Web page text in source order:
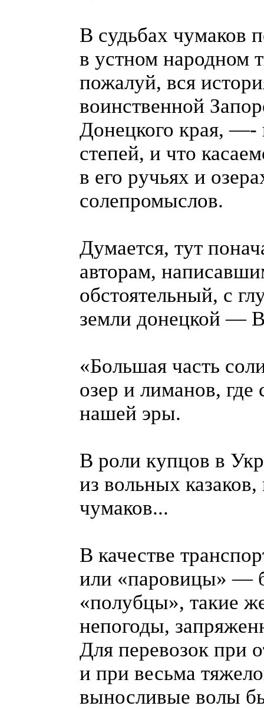
В судьбах чумаков
в устном народном
пожалуй, вся
воинственной
Донецкого края, —-
степей, и что
в его ручьях и
солепромыслов.
Думается, тут
авторам,
обстоятельный, с
земли донецкой —
«Большая часть
озер и лиманов,
нашей эры.
В роли купцов в
из вольных
чумаков...
В качестве
или «паровицы» —
«полубцы», такие
непогоды,
Для перевозок при
и при весьма
выносливые волы